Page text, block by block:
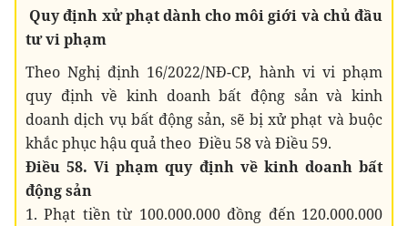
Quy định xử phạt dành cho môi giới và chủ đầu
tư vi phạm
Theo Nghị định 16/2022/NĐ-CP, hành vi vi phạm
quy định về kinh doanh bất động sản và kinh
doanh dịch vụ bất động sản, sẽ bị xử phạt và buộc
khắc phục hậu quả theo Điều 58 và Điều 59.
Điều 58. Vi phạm quy định về kinh doanh bất
động sản
1. Phạt tiền từ 100.000.000 đồng đến 120.000.000